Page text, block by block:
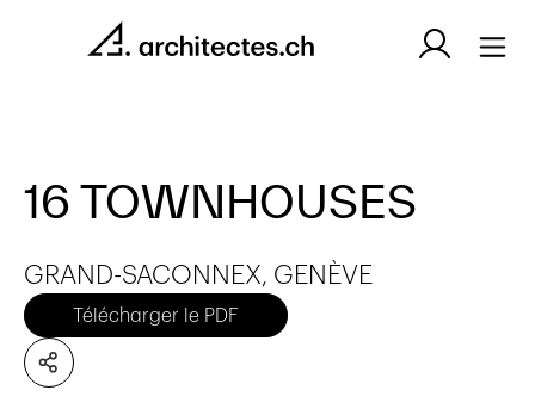
16 TOWNHOUSES
GRAND-SACONNEX, GENÈVE
Télécharger le PDF